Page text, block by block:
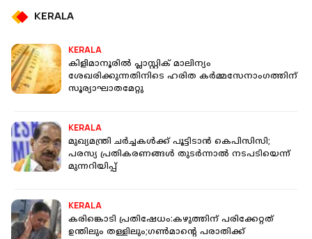
KERALA
KERALA
കിളിമാനൂരിൽ പ്ലാസ്റ്റിക് മാലിന്യം
ശേഖരിക്കുന്നതിനിടെ ഹരിത കർമ്മസേനാംഗത്തിന്
സൂര്യാഘാതമേറ്റു
KERALA
മുഖ്യമന്ത്രി ചർച്ചകൾക്ക് പൂട്ടിടാൻ കെപിസിസി;
പരസ്യ പ്രതികരണങ്ങൾ തുടർന്നാൽ നടപടിയെന്ന്
മുന്നറിയിപ്പ്
KERALA
കരിങ്കൊടി പ്രതിഷേധം:കഴുത്തിന് പരിക്കേറ്റത്
ഉന്തിലും തള്ളിലും;ഗൺമാൻ്റെ പരാതിക്ക്